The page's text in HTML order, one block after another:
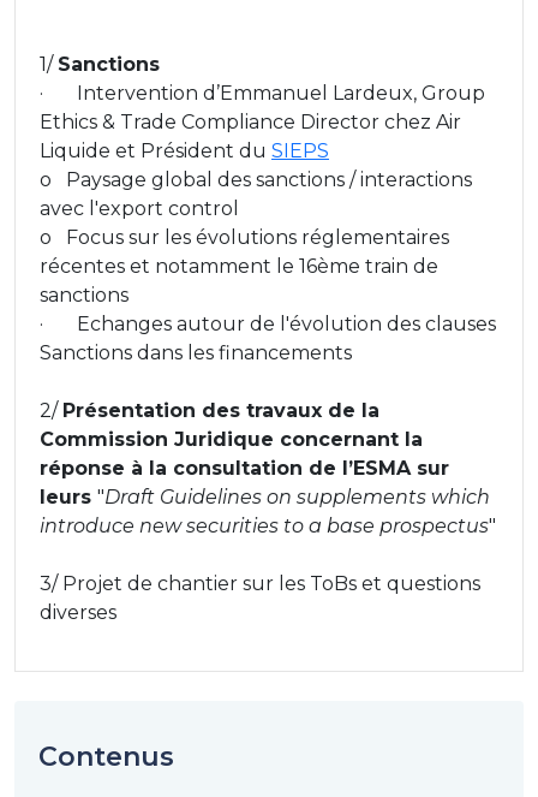
1/ Sanctions
· Intervention d’Emmanuel Lardeux, Group
Ethics & Trade Compliance Director chez Air
Liquide et Président du SIEPS
o Paysage global des sanctions / interactions
avec l'export control
o Focus sur les évolutions réglementaires
récentes et notamment le 16ème train de
sanctions
· Echanges autour de l'évolution des clauses
Sanctions dans les financements
2/ Présentation des travaux de la
Commission Juridique concernant la
réponse à la consultation de l’ESMA sur
leurs "Draft Guidelines on supplements which
introduce new securities to a base prospectus"
3/ Projet de chantier sur les ToBs et questions
diverses
Contenus